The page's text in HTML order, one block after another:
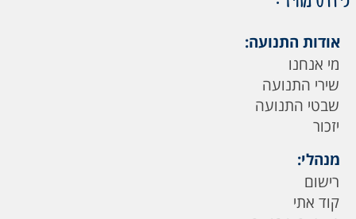
אודות התנועה:
מי אנחנו
שירי התנועה
שבטי התנועה
יזכור
מנהלי:
רישום
קוד אתי